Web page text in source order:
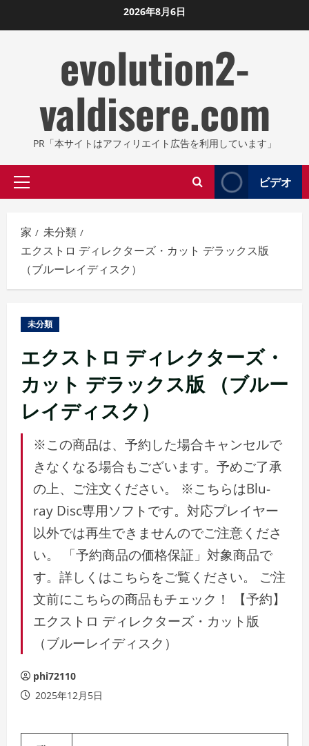
ン
2026年8月6日
evolution2-
valdisere.com
PR「本サイトはアフィリエイト広告を利用しています」
プ
イ
マ
リ
メ
ニ
ー
ビデオ
家
未分類
エクストロ ディレクターズ・カット デラックス版
（ブルーレイディスク）
未分類
エクストロ ディレクターズ・
カット デラックス版 （ブルー
レイディスク）
※この商品は、予約した場合キャンセルで
きなくなる場合もございます。予めご了承
の上、ご注文ください。 ※こちらはBlu-
ray Disc専用ソフトです。対応プレイヤー
以外では再生できませんのでご注意くださ
い。 「予約商品の価格保証」対象商品で
す。詳しくはこちらをご覧ください。 ご注
文前にこちらの商品もチェック！ 【予約】
エクストロ ディレクターズ・カット版
（ブルーレイディスク）
phi72110
2025年12月5日